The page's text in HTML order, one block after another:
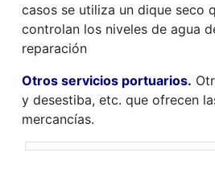
casos se utiliza un dique seco
controlan los niveles de agua
reparación
Otros servicios portuarios.
y desestiba, etc. que ofrecen
mercancías.